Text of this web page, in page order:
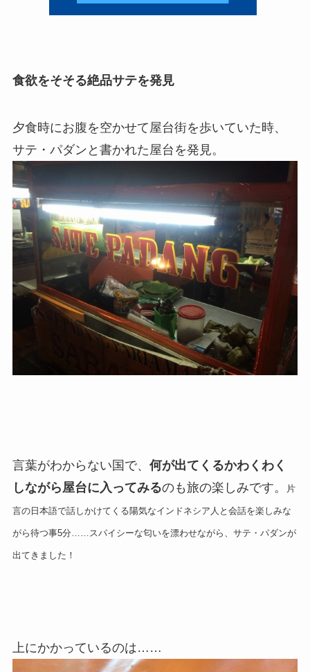
食欲をそそる絶品サテを発見
夕食時にお腹を空かせて屋台街を歩いていた時、
サテ・パダンと書かれた屋台を発見。
言葉がわからない国で、 何が出てくるかわくわく
しながら屋台に入ってみるのも旅の楽しみです。 片
言の日本語で話しかけてくる陽気なインドネシア人と会話を楽しみな
がら待つ事5分……スパイシーな匂いを漂わせながら、サテ・パダンが
出てきました！
上にかかっているのは……